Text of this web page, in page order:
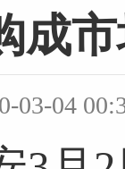
成
03-04